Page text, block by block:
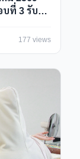
บที่ 3 รับ
177 views